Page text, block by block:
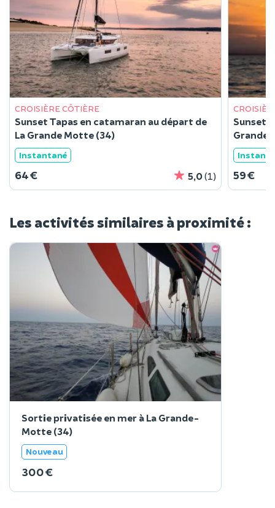
CROISIÈRE CÔTIÈRE
Sunset Tapas en catamaran au départ de
La Grande Motte (34)
Instantané
64 € 5,0(1)
Sunset
59 €
Les activités similaires à proximité :
Sortie privatisée en mer à La Grande-
Motte (34)
Nouveau
300 €